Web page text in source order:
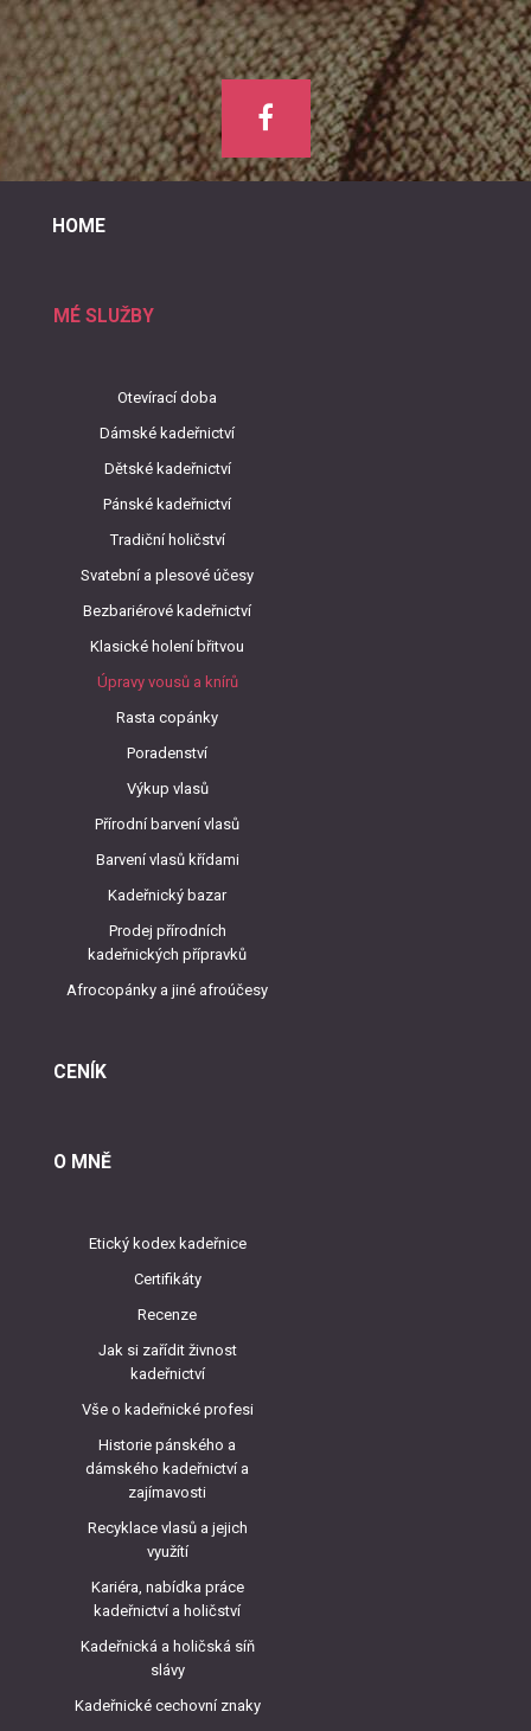
HOME
MÉ SLUŽBY
Otevírací doba
Dámské kadeřnictví
Dětské kadeřnictví
Pánské kadeřnictví
Tradiční holičství
Svatební a plesové účesy
Bezbariérové kadeřnictví
Klasické holení břitvou
Úpravy vousů a knírů
Rasta copánky
Poradenství
Výkup vlasů
Přírodní barvení vlasů
Barvení vlasů křídami
Kadeřnický bazar
Prodej přírodních
kadeřnických přípravků
Afrocopánky a jiné afroúčesy
CENÍK
O MNĚ
Etický kodex kadeřnice
Certifikáty
Recenze
Jak si zařídit živnost
kadeřnictví
Vše o kadeřnické profesi
Historie pánského a
dámského kadeřnictví a
zajímavosti
Recyklace vlasů a jejich
využítí
Kariéra, nabídka práce
kadeřnictví a holičství
Kadeřnická a holičská síň
slávy
Kadeřnické cechovní znaky